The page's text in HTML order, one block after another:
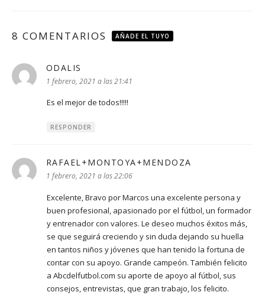
8 COMENTARIOS AÑADE EL TUYO
ODALIS
1 febrero, 2021 a las 21:41
Es el mejor de todos!!!!!
RESPONDER
RAFAEL+MONTOYA+MENDOZA
1 febrero, 2021 a las 22:06
Excelente, Bravo por Marcos una excelente persona y
buen profesional, apasionado por el fútbol, un formador
y entrenador con valores. Le deseo muchos éxitos más,
se que seguirá creciendo y sin duda dejando su huella
en tantos niños y jóvenes que han tenido la fortuna de
contar con su apoyo. Grande campeón. También felicito
a Abcdelfutbol.com su aporte de apoyo al fútbol, sus
consejos, entrevistas, que gran trabajo, los felicito.